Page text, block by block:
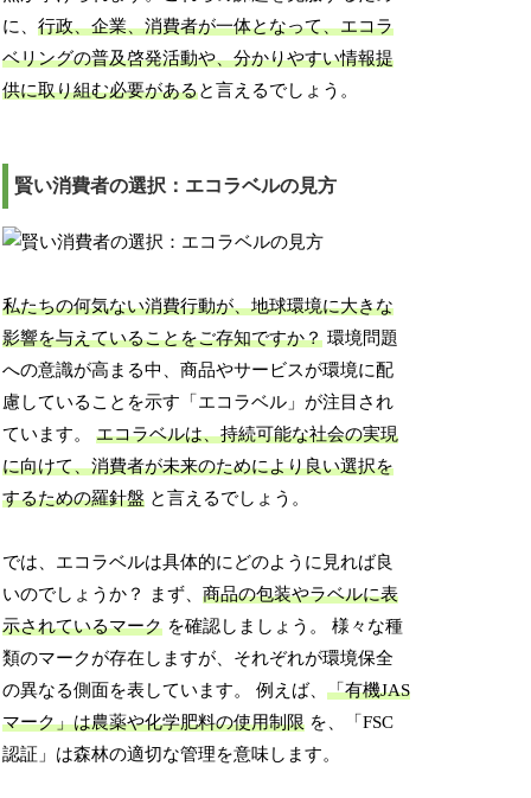
に、行政、企業、消費者が一体となって、エコラ
ベリングの普及啓発活動や、分かりやすい情報提
供に取り組む必要があると言えるでしょう。
賢い消費者の選択：エコラベルの見方
私たちの何気ない消費行動が、地球環境に大きな
影響を与えていることをご存知ですか？ 環境問題
への意識が高まる中、商品やサービスが環境に配
慮していることを示す「エコラベル」が注目され
ています。エコラベルは、持続可能な社会の実現
に向けて、消費者が未来のためにより良い選択を
するための羅針盤 と言えるでしょう。
では、エコラベルは具体的にどのように見れば良
いのでしょうか？ まず、商品の包装やラベルに表
示されているマーク を確認しましょう。 様々な種
類のマークが存在しますが、それぞれが環境保全
の異なる側面を表しています。 例えば、「有機JAS
マーク」は農薬や化学肥料の使用制限 を、「FSC
認証」は森林の適切な管理を意味します。